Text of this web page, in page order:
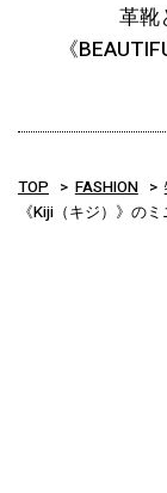
革靴
《
TOP FASHION
《Kiji（キジ）》の